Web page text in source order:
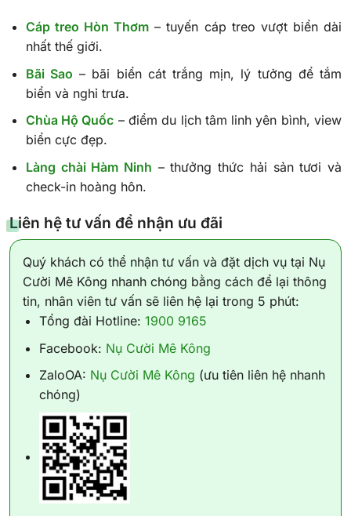
Cáp treo Hòn Thơm – tuyến cáp treo vượt biển dài
nhất thế giới.
Bãi Sao – bãi biển cát trắng mịn, lý tưởng để tắm
biển và nghỉ trưa.
Chùa Hộ Quốc – điểm du lịch tâm linh yên bình, view
biển cực đẹp.
Làng chài Hàm Ninh – thưởng thức hải sản tươi và
check-in hoàng hôn.
Liên hệ tư vấn để nhận ưu đãi
Quý khách có thể nhận tư vấn và đặt dịch vụ tại Nụ
Cười Mê Kông nhanh chóng bằng cách để lại thông
tin, nhân viên tư vấn sẽ liên hệ lại trong 5 phút:
Tổng đài Hotline: 1900 9165
Facebook: Nụ Cười Mê Kông
ZaloOA: Nụ Cười Mê Kông (ưu tiên liên hệ nhanh
chóng)